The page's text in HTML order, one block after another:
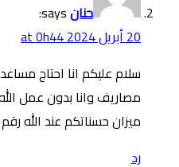
حنانsays:
20 أبريل 2024 at 0h44
سلام عليكم انا احتاج
مصاريف وانا بدون عمل
ميزان حسناتكم عند الله رقم هاتف
رد